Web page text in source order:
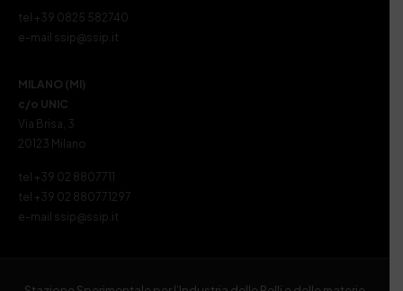
tel +39 0825 582740
e-mail ssip@ssip.it
MILANO (MI)
c/o UNIC
Via Brisa, 3
20123 Milano
tel +39 02 8807711
tel +39 02 880771297
e-mail ssip@ssip.it